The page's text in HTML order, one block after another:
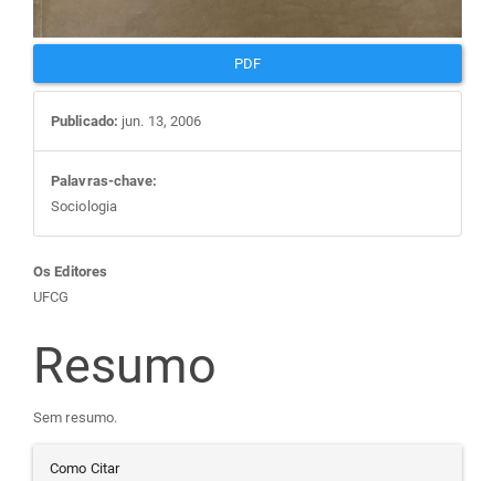
PDF
Publicado: jun. 13, 2006
Palavras-chave:
Sociologia
Conteúdo
do
artigo
principal
Os Editores
UFCG
Resumo
Sem resumo.
Como Citar